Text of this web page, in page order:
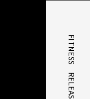
FITNESS｜RELEASE